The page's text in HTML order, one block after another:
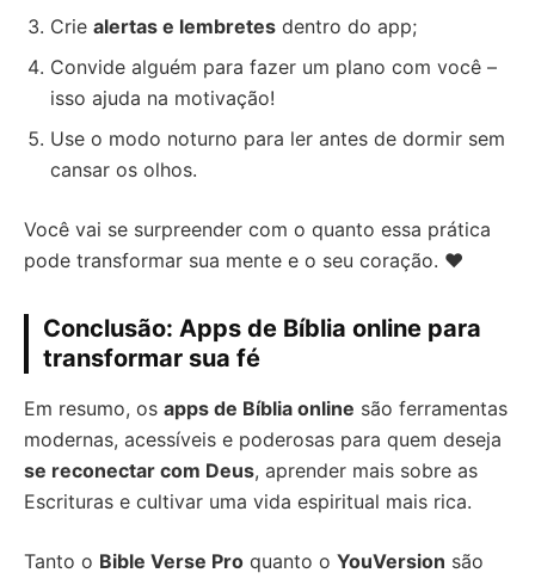
Crie alertas e lembretes dentro do app;
Convide alguém para fazer um plano com você –
isso ajuda na motivação!
Use o modo noturno para ler antes de dormir sem
cansar os olhos.
Você vai se surpreender com o quanto essa prática
pode transformar sua mente e o seu coração. ❤️
Conclusão: Apps de Bíblia online para
transformar sua fé
Em resumo, os apps de Bíblia online são ferramentas
modernas, acessíveis e poderosas para quem deseja
se reconectar com Deus, aprender mais sobre as
Escrituras e cultivar uma vida espiritual mais rica.
Tanto o Bible Verse Pro quanto o YouVersion são